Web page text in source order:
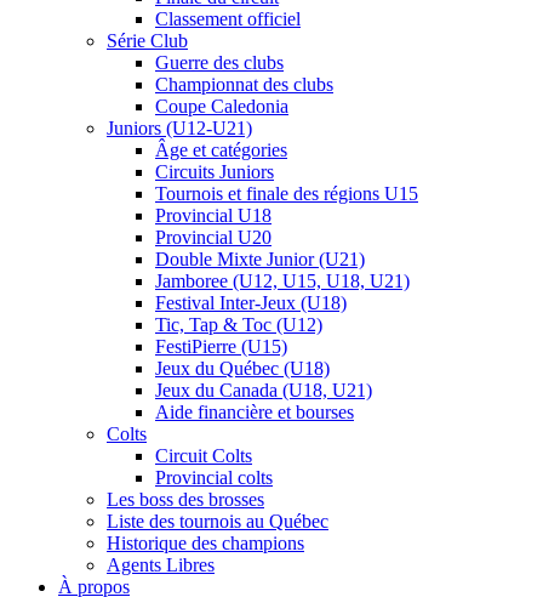
Classement officiel
Série Club
Guerre des clubs
Championnat des clubs
Coupe Caledonia
Juniors (U12-U21)
Âge et catégories
Circuits Juniors
Tournois et finale des régions U15
Provincial U18
Provincial U20
Double Mixte Junior (U21)
Jamboree (U12, U15, U18, U21)
Festival Inter-Jeux (U18)
Tic, Tap & Toc (U12)
FestiPierre (U15)
Jeux du Québec (U18)
Jeux du Canada (U18, U21)
Aide financière et bourses
Colts
Circuit Colts
Provincial colts
Les boss des brosses
Liste des tournois au Québec
Historique des champions
Agents Libres
À propos